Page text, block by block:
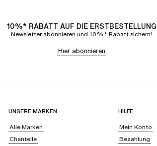
10%* RABATT AUF DIE ERSTBESTELLUNG
Newsletter abonnieren und 10%* Rabatt sichern!
Hier abonnieren
UNSERE MARKEN
Alle Marken
Chantelle
HILFE
Mein Konto
Bezahlung